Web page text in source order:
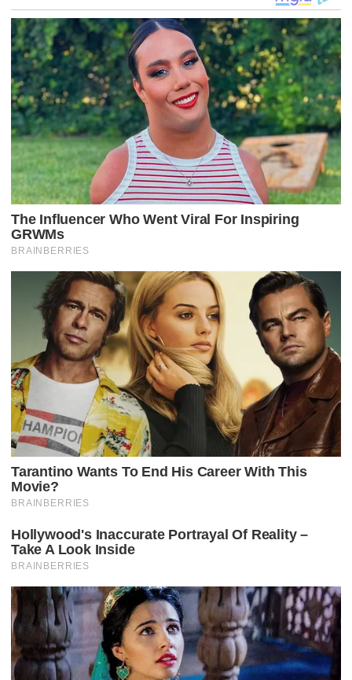
Ç
Ã
O
D
E
P
O
S
T